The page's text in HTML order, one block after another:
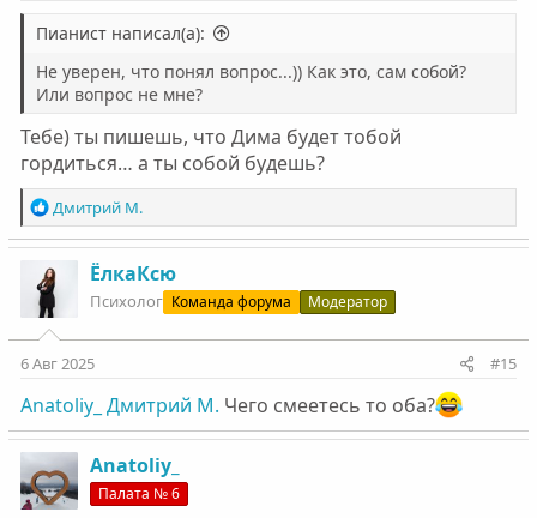
Пианист написал(а):
Не уверен, что понял вопрос...)) Как это, сам собой?
Или вопрос не мне?
Тебе) ты пишешь, что Дима будет тобой
гордиться… а ты собой будешь?
Р
е
а
к
ц
и
и
:
Дмитрий М.
ЁлкаКсю
Психолог Команда форума Модератор
6 Авг 2025 #15
Anatoliy_ Дмитрий М. Чего смеетесь то оба?
Anatoliy_
Палата № 6